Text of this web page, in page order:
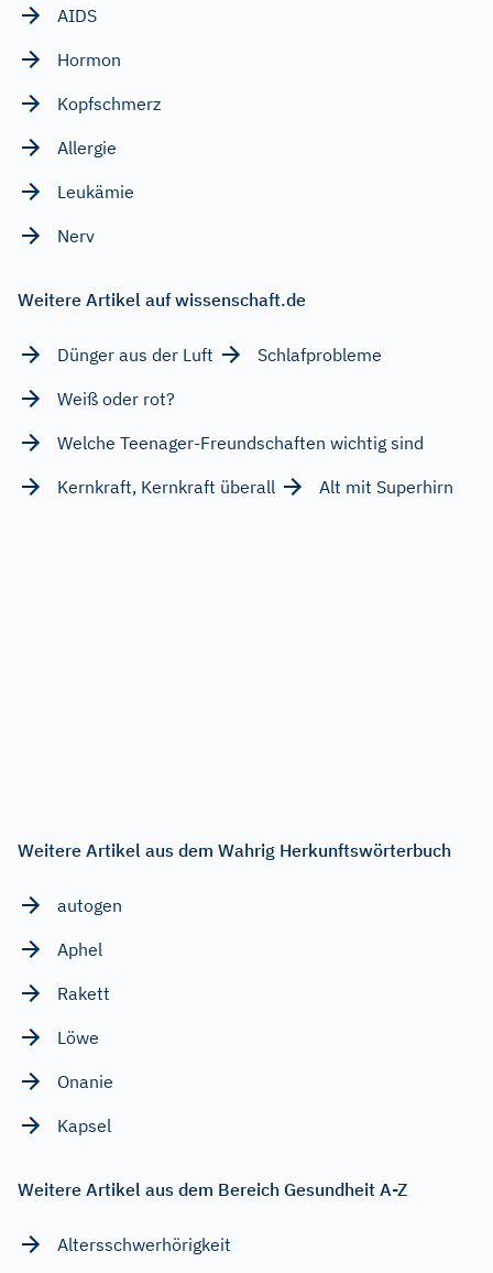
AIDS
Hormon
Kopfschmerz
Allergie
Leukämie
Nerv
Weitere Artikel auf wissenschaft.de
Dünger aus der Luft
Schlafprobleme
Weiß oder rot?
Welche Teenager-Freundschaften wichtig sind
Kernkraft, Kernkraft überall
Alt mit Superhirn
Weitere Artikel aus dem Wahrig Herkunftswörterbuch
autogen
Aphel
Rakett
Löwe
Onanie
Kapsel
Weitere Artikel aus dem Bereich Gesundheit A-Z
Altersschwerhörigkeit